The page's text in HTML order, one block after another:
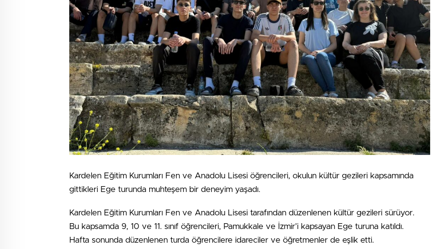
Kardelen Eğitim Kurumları Fen ve Anadolu Lisesi öğrencileri, okulun kültür gezileri kapsamında
gittikleri Ege turunda muhteşem bir deneyim yaşadı.
Kardelen Eğitim Kurumları Fen ve Anadolu Lisesi tarafından düzenlenen kültür gezileri sürüyor.
Bu kapsamda 9, 10 ve 11. sınıf öğrencileri, Pamukkale ve İzmir’i kapsayan Ege turuna katıldı.
Hafta sonunda düzenlenen turda öğrencilere idareciler ve öğretmenler de eşlik etti.